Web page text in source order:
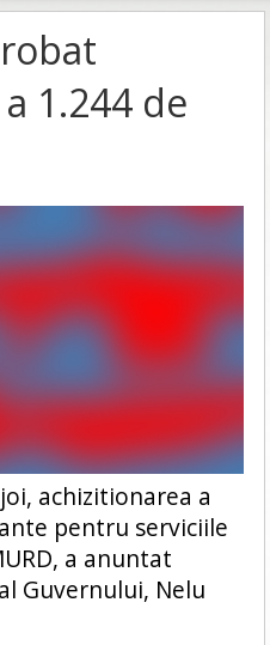
1.244 de
achizitionarea a
pentru serviciile
a anuntat
Guvernului, Nelu